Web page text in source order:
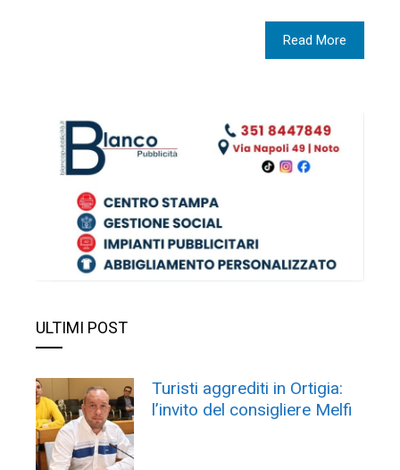
Read More
ULTIMI POST
Turisti aggrediti in Ortigia:
l’invito del consigliere Melfi